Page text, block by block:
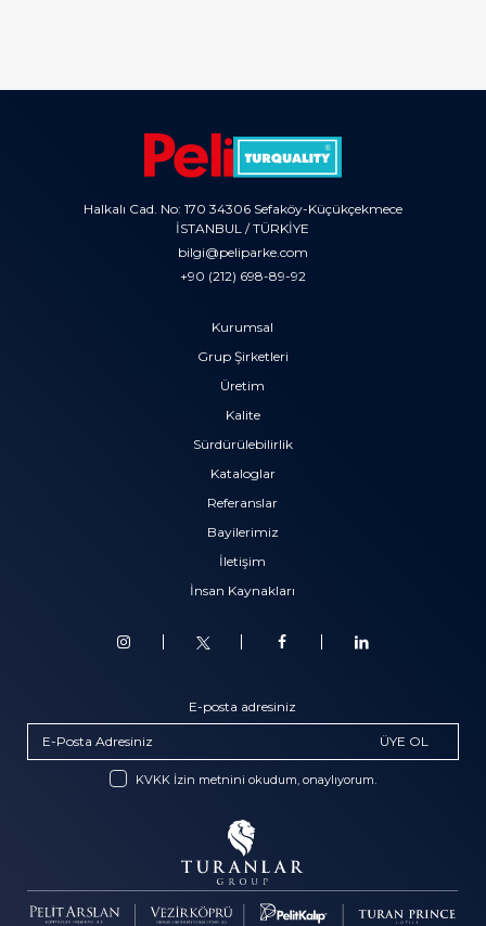
Halkalı Cad. No: 170 34306 Sefaköy-Küçükçekmece
İSTANBUL / TÜRKİYE
bilgi@peliparke.com
+90 (212) 698-89-92
Kurumsal
Grup Şirketleri
Üretim
Kalite
Sürdürülebilirlik
Kataloglar
Referanslar
Bayilerimiz
İletişim
İnsan Kaynakları
E-posta adresiniz
ÜYE OL
KVKK İzin metnini okudum, onaylıyorum.